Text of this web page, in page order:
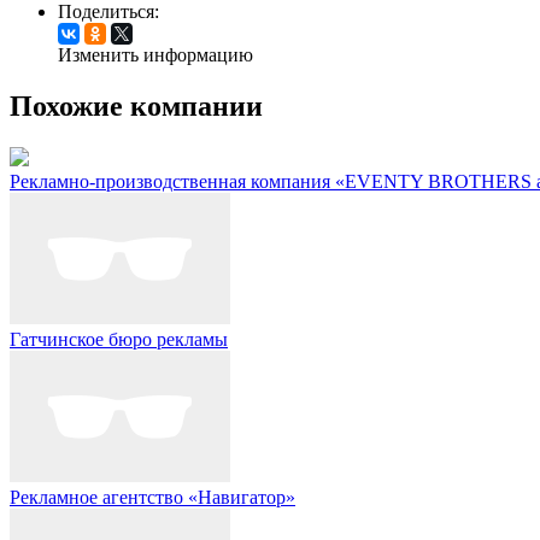
Поделиться:
Изменить информацию
Похожие компании
Рекламно-производственная компания «EVENTY BROTHERS
Гатчинское бюро рекламы
Рекламное агентство «Навигатор»